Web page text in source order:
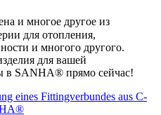
и многое другое из
для отопления,
и многого другого.
для вашей
в SANHA® прямо сейчас!